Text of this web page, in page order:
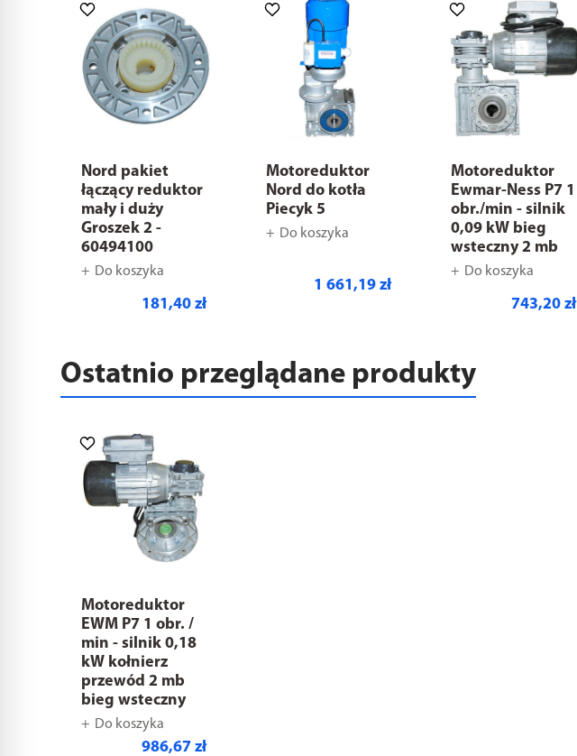
Nord pakiet
łączący reduktor
mały i duży
Groszek 2 -
60494100
Do koszyka
181,40 zł
Motoreduktor
Nord do kotła
Piecyk 5
Do koszyka
1 661,19 zł
Motoreduktor
Ewmar-Ness P7 1
obr./min - silnik
0,09 kW bieg
wsteczny 2 mb
Do koszyka
743,20 zł
Ostatnio przeglądane produkty
Motoreduktor
EWM P7 1 obr. /
min - silnik 0,18
kW kołnierz
przewód 2 mb
bieg wsteczny
Do koszyka
986,67 zł